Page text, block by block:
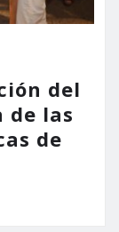
del
de las
de